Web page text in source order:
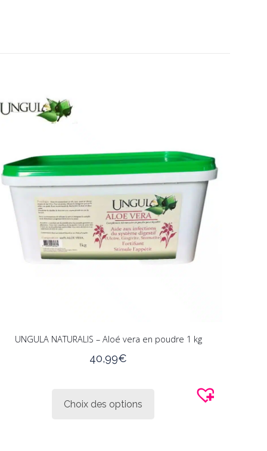
UNGULA NATURALIS – Aloé vera en poudre 1 kg
40,99€
Choix des options